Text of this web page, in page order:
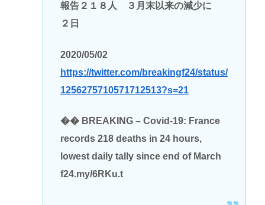
報告２１８人 ３月末以来の減少に
２日
2020/05/02
https://twitter.com/breakingf24/status/
1256275710571712513?s=21
�� BREAKING – Covid-19: France
records 218 deaths in 24 hours,
lowest daily tally since end of March
f24.my/6RKu.t